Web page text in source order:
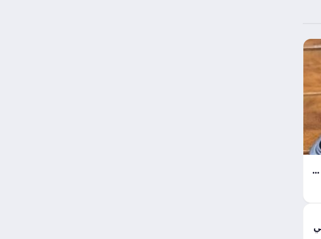
خمس تقنيات ثورية ترسم ملامح القوة في هاتف آيفون 18 برو الجديد